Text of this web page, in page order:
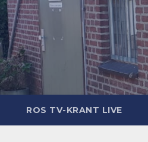
ROS TV-KRANT LIVE